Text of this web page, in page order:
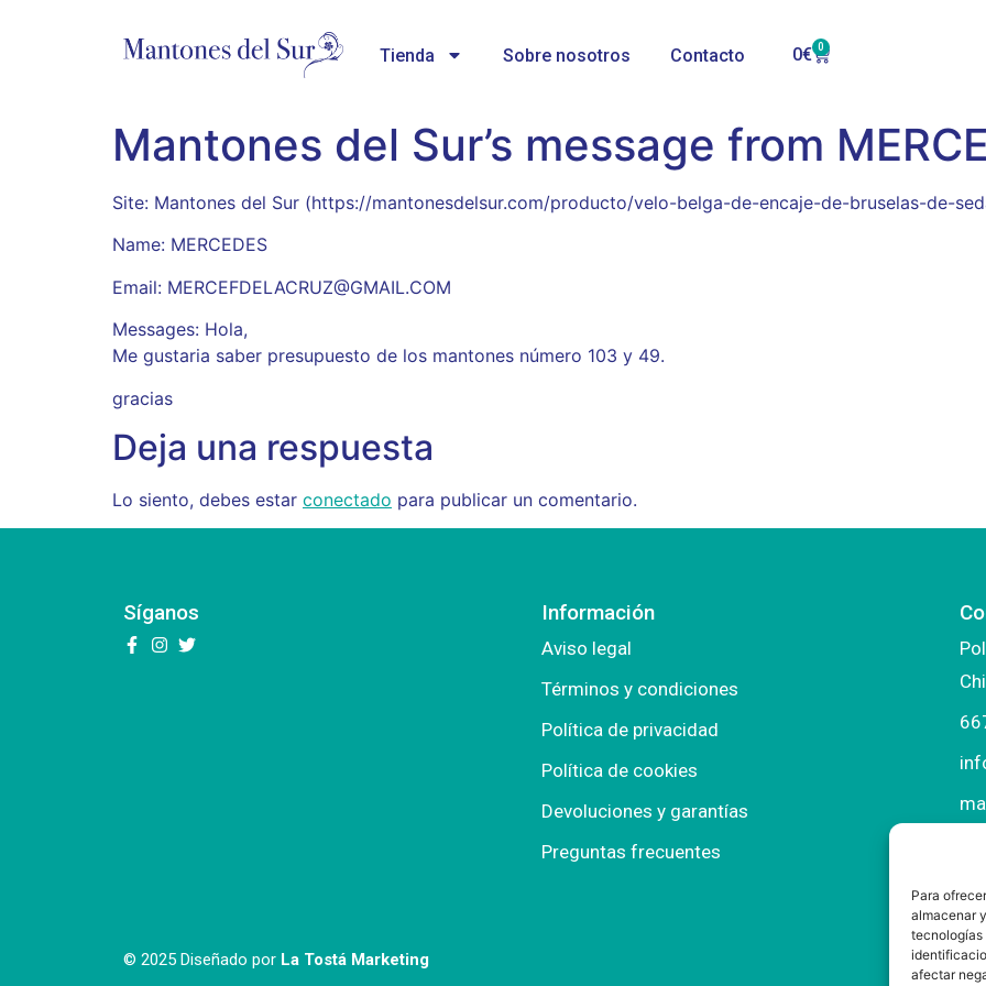
Para
almacenar
tecnologías
afectar
Tienda Sobre nosotros Contacto 0€ 0
Mantones del Sur’s message from
Site: Mantones del Sur (https://mantonesdelsur.com/producto/velo-belga-de-encaje-de-bruselas-de-
Name: MERCEDES
Email: MERCEFDELACRUZ@GMAIL.COM
Messages: Hola,
Me gustaria saber presupuesto de los mantones número 103 y 49.
gracias
Deja una respuesta
Lo siento, debes estar conectado para publicar un comentario.
Síganos Información
Aviso legal
Términos y condiciones
Política de privacidad
Política de cookies
Devoluciones y garantías
Preguntas frecuentes
© 2025 Diseñado por La Tostá Marketing